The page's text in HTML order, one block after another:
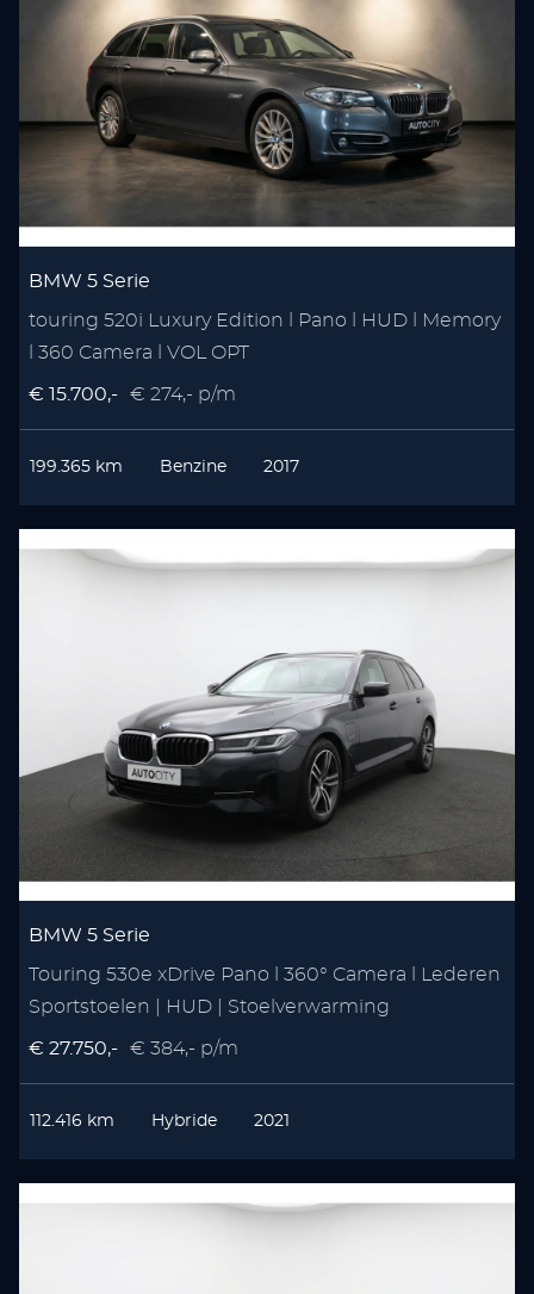
BMW 5 Serie
touring 520i Luxury Edition l Pano l HUD l Memory
l 360 Camera l VOL OPT
€ 15.700,- € 274,- p/m
199.365 km Benzine 2017
BMW 5 Serie
Touring 530e xDrive Pano l 360° Camera l Lederen
Sportstoelen | HUD | Stoelverwarming
€ 27.750,- € 384,- p/m
112.416 km Hybride 2021